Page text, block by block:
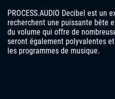
PROCESS.AUDIO Decibel est un
recherchent une puissante bête
du volume qui offre de
seront également polyvalentes
les programmes de musique.